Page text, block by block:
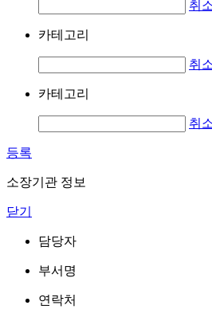
취
카테고리
취
카테고리
취
등록
소장기관 정보
닫기
담당자
부서명
연락처